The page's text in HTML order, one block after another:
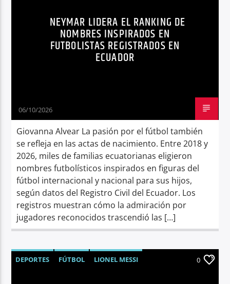
Radio hola
REGISTRO CIVIL
SÍNTESIS NOTICIOSA
NEYMAR LIDERA EL RANKING DE
NOMBRES INSPIRADOS EN
FUTBOLISTAS REGISTRADOS EN
ECUADOR
06/10/2026
Giovanna Alvear La pasión por el fútbol también
se refleja en las actas de nacimiento. Entre 2018 y
2026, miles de familias ecuatorianas eligieron
nombres futbolísticos inspirados en figuras del
fútbol internacional y nacional para sus hijos,
según datos del Registro Civil del Ecuador. Los
registros muestran cómo la admiración por
jugadores reconocidos trascendió las […]
DEPORTES FÚTBOL
LIONEL MESSI
0